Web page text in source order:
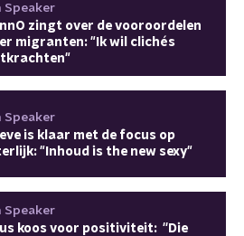
Speaker
zingt over de vooroordelen
migranten: "Ik wil clichés
Speaker
is klaar met de focus op
"Inhoud is the new sexy"
Speaker
koos voor positiviteit: ''Die